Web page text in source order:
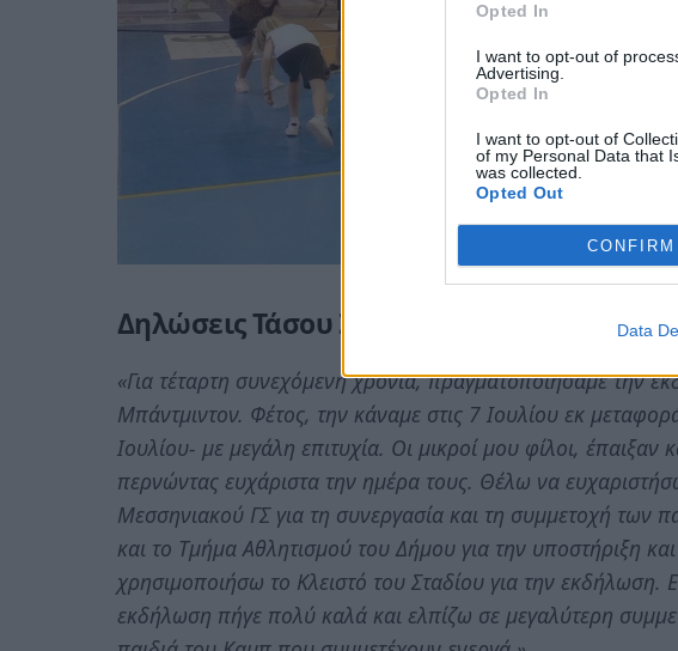
Opted In
I want to opt-out of
Advertising.
Opted In
I want to opt-out of
of my Personal Data that
was collected.
Opted Out
CONFIRM
Data
Δηλώσεις Τάσου Σπηλιωτόπουλου
«Για τέταρτη συνεχόμενη χρονιά, πραγματοποιήσαμε την
Μπάντμιντον. Φέτος, την κάναμε στις 7 Ιουλίου εκ
Ιουλίου- με μεγάλη επιτυχία. Οι μικροί μου φίλοι, έπαιξαν
περνώντας ευχάριστα την ημέρα τους. Θέλω να
Μεσσηνιακού ΓΣ για τη συνεργασία και τη συμμετοχή των
και το Τμήμα Αθλητισμού του Δήμου για την υποστήριξη
χρησιμοποιήσω το Κλειστό του Σταδίου για την εκδήλωση.
εκδήλωση πήγε πολύ καλά και ελπίζω σε μεγαλύτερη